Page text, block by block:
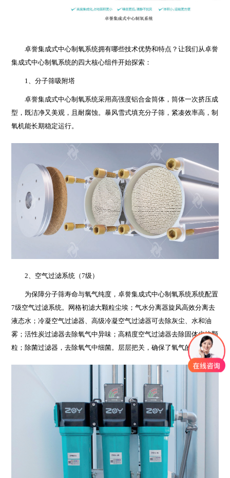
卓誉集成式中心制氧系统拥有哪些技术优势和特点？让我们从卓誉
集成式中心制氧系统的四大核心组件开始探索：
1、分子筛吸附塔
卓誉集成式中心制氧系统采用高强度铝合金筒体，筒体一次挤压成
型，既洁净又美观，且耐腐蚀。暴风雪式填充分子筛，紧凑效率高，制
氧机能长期稳定运行。
2、空气过滤系统（7级）
为保障分子筛寿命与氧气纯度，卓誉集成式中心制氧系统系统配置
7级空气过滤系统。网格初滤大颗粒尘埃；气水分离器旋风高效分离去
液态水；冷凝空气过滤器、高级冷凝空气过滤器可去除灰尘、水和油
雾；活性炭过滤器去除氧气中异味；高精度空气过滤器去除固体尘埃颗
粒；除菌过滤器，去除氧气中细菌。层层把关，确保了氧气的纯净。